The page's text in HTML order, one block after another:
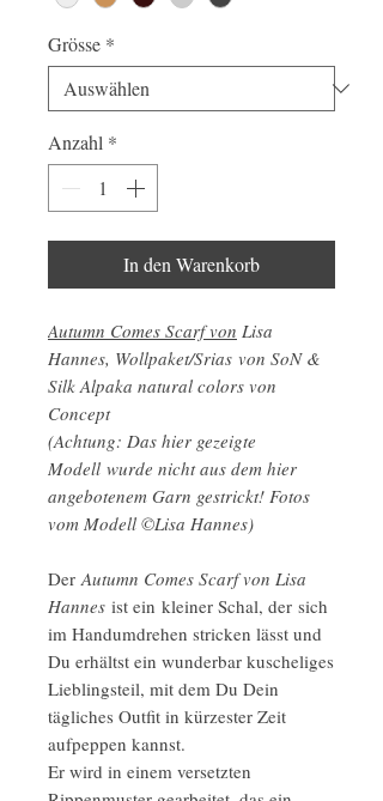
Grösse *
Anzahl *
In den Warenkorb
Autumn Comes Scarf von Lisa
Hannes, Wollpaket/Srias von SoN &
Silk Alpaka natural colors von
Concept
(Achtung: Das hier gezeigte
Modell wurde nicht aus dem hier
angebotenem Garn gestrickt! Fotos
vom Modell ©Lisa Hannes)
Der Autumn Comes Scarf von Lisa
Hannes ist ein kleiner Schal, der sich
im Handumdrehen stricken lässt und
Du erhältst ein wunderbar kuscheliges
Lieblingsteil, mit dem Du Dein
tägliches Outfit in kürzester Zeit
aufpeppen kannst.
Er wird in einem versetzten